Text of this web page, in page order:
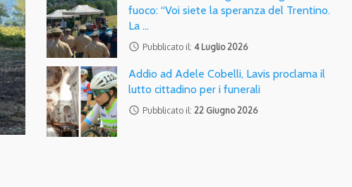
fuoco: “Voi siete la speranza del Trentino.
La …
access_time Pubblicato il: 4 Luglio 2026
Addio ad Adele Cobelli, Lavis proclama il
lutto cittadino per i funerali
access_time Pubblicato il: 22 Giugno 2026